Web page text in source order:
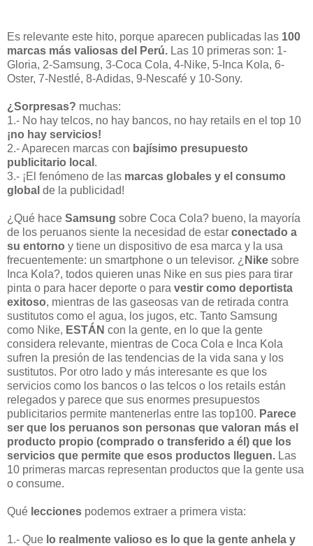
Es relevante este hito, porque aparecen publicadas las 100
marcas más valiosas del Perú. Las 10 primeras son: 1-
Gloria, 2-Samsung, 3-Coca Cola, 4-Nike, 5-Inca Kola, 6-
Oster, 7-Nestlé, 8-Adidas, 9-Nescafé y 10-Sony.
¿Sorpresas? muchas:
1.- No hay telcos, no hay bancos, no hay retails en el top 10
¡no hay servicios!
2.- Aparecen marcas con bajísimo presupuesto
publicitario local .
3.- ¡El fenómeno de las marcas globales y el consumo
global de la publicidad!
¿Qué hace Samsung sobre Coca Cola? bueno, la mayoría
de los peruanos siente la necesidad de estar conectado a
su entorno y tiene un dispositivo de esa marca y la usa
frecuentemente: un smartphone o un televisor. ¿ Nike sobre
Inca Kola?, todos quieren unas Nike en sus pies para tirar
pinta o para hacer deporte o para vestir como deportista
exitoso, mientras de las gaseosas van de retirada contra
sustitutos como el agua, los jugos, etc. Tanto Samsung
como Nike, ESTÁN con la gente, en lo que la gente
considera relevante, mientras de Coca Cola e Inca Kola
sufren la presión de las tendencias de la vida sana y los
sustitutos. Por otro lado y más interesante es que los
servicios como los bancos o las telcos o los retails están
relegados y parece que sus enormes presupuestos
publicitarios permite mantenerlas entre las top100. Parece
ser que los peruanos son personas que valoran más el
producto propio (comprado o transferido a él) que los
servicios que permite que esos productos lleguen. Las
10 primeras marcas representan productos que la gente usa
o consume.
Qué lecciones podemos extraer a primera vista:
1.- Que lo realmente valioso es lo que la gente anhela y